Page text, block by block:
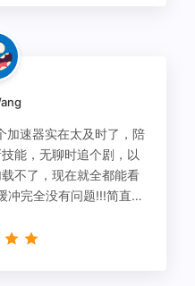
加速器实在太及时了，陪
能，无聊时追个剧，以
不了，现在就全都能看
完全没有问题!!!简直救